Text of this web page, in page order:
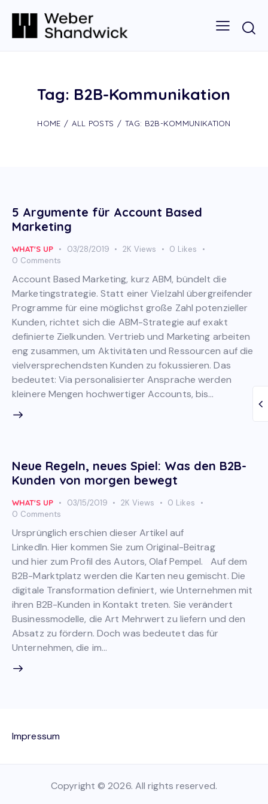
Tag: B2B-Kommunikation
HOME ALL POSTS TAG: B2B-KOMMUNIKATION
5 Argumente für Account Based
Marketing
WHAT'S UP 03/28/2019 2K Views 0 Likes
0 Comments
Account Based Marketing, kurz ABM, bündelt die
Marketingstrategie. Statt einer Vielzahl übergreifender
Programme für eine möglichst große Zahl potenzieller
Kunden, richtet sich die ABM-Strategie auf exakt
definierte Zielkunden. Vertrieb und Marketing arbeiten
eng zusammen, um Aktivitäten und Ressourcen auf die
vielversprechendsten Kunden zu fokussieren. Das
bedeutet: Via personalisierter Ansprache werden
kleinere Mengen hochwertiger Accounts, bis…
Neue Regeln, neues Spiel: Was den B2B-
Kunden von morgen bewegt
WHAT'S UP 03/15/2019 2K Views 0 Likes
0 Comments
Ursprünglich erschien dieser Artikel auf
LinkedIn. Hier kommen Sie zum Original-Beitrag
und hier zum Profil des Autors, Olaf Pempel. Auf dem
B2B-Marktplatz werden die Karten neu gemischt. Die
digitale Transformation definiert, wie Unternehmen mit
ihren B2B-Kunden in Kontakt treten. Sie verändert
Businessmodelle, die Art Mehrwert zu liefern und den
Absatz zu fördern. Doch was bedeutet das für
Unternehmen, die im…
Impressum
Copyright © 2026. All rights reserved.